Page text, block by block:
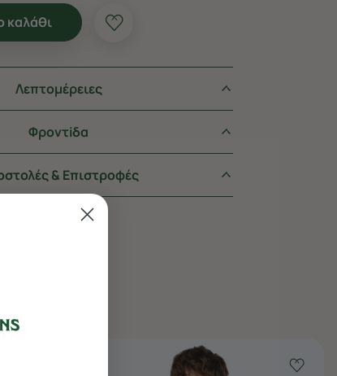
καλάθι
Λεπτομέρειες
Φροντiδα
& Επιστροφές